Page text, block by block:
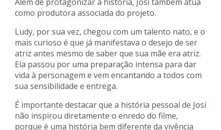
como produtora associada do projeto.
Ludy, por sua vez, chegou com um talento nato, e o
mais curioso é que já manifestava o desejo de ser
atriz antes mesmo de saber que sua mãe era atriz.
Ela passou por uma preparação intensa para dar
vida à personagem e vem encantando a todos com
sua sensibilidade e entrega.
É importante destacar que a história pessoal de Josi
não inspirou diretamente o enredo do filme,
porque é uma história bem diferente da vivência